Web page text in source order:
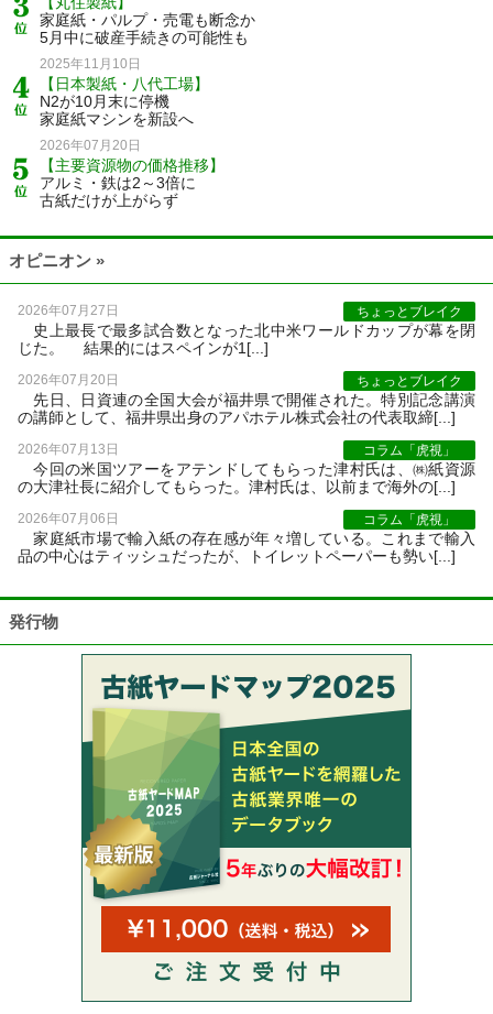
家庭紙・パルプ・売電も断念か
5月中に破産手続きの可能性も
2025年11月10日
【日本製紙・八代工場】
N2が10月末に停機
家庭紙マシンを新設へ
2026年07月20日
【主要資源物の価格推移】
アルミ・鉄は2～3倍に
古紙だけが上がらず
オピニオン »
2026年07月27日 ちょっとブレイク
史上最長で最多試合数となった北中米ワールドカップが幕を閉
じた。 結果的にはスペインが1[...]
2026年07月20日 ちょっとブレイク
先日、日資連の全国大会が福井県で開催された。特別記念講演
の講師として、福井県出身のアパホテル株式会社の代表取締[...]
2026年07月13日 コラム「虎視」
今回の米国ツアーをアテンドしてもらった津村氏は、㈱紙資源
の大津社長に紹介してもらった。津村氏は、以前まで海外の[...]
2026年07月06日 コラム「虎視」
家庭紙市場で輸入紙の存在感が年々増している。これまで輸入
品の中心はティッシュだったが、トイレットペーパーも勢い[...]
発行物